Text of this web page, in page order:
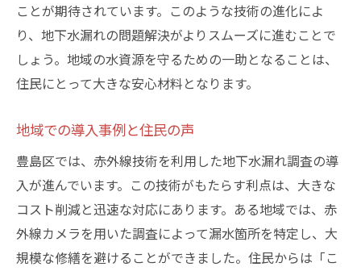
ことが期待されています。このような技術の進化によ
り、地下水漏れの問題解決がよりスムーズに進むことで
しょう。地域の水資源を守るための一助となることは、
住民にとって大きな安心材料となります。
地域での導入事例と住民の声
豊島区では、赤外線技術を利用した地下水漏れ調査の導
入が進んでいます。この技術がもたらす利点は、大きな
コスト削減と迅速な対応にあります。ある地域では、赤
外線カメラを用いた調査によって漏水箇所を特定し、大
規模な修繕を避けることができました。住民からは「こ